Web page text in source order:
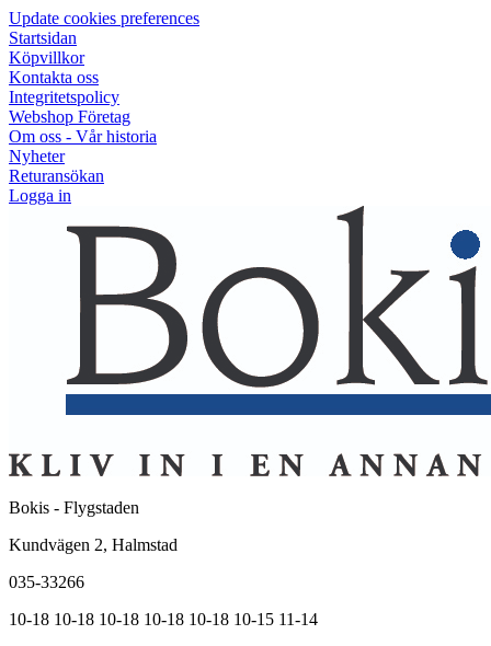
Update cookies preferences
Startsidan
Köpvillkor
Kontakta oss
Integritetspolicy
Webshop Företag
Om oss - Vår historia
Nyheter
Returansökan
Logga in
Bokis - Flygstaden
Kundvägen 2, Halmstad
035-33266
10-18 10-18 10-18 10-18 10-18 10-15 11-14